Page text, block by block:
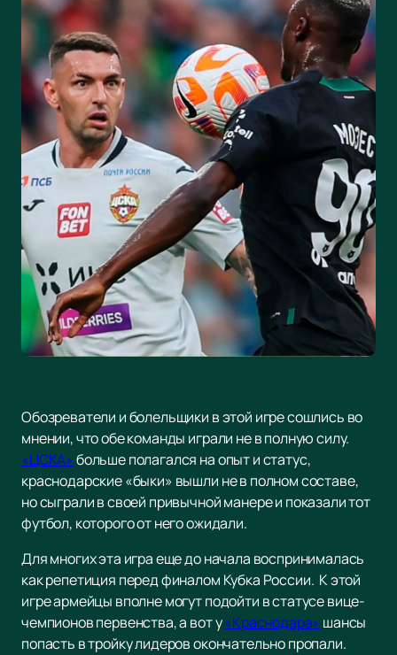
Обозреватели и болельщики в этой игре сошлись во
мнении, что обе команды играли не в полную силу.
«ЦСКА» больше полагался на опыт и статус,
краснодарские «быки» вышли не в полном составе,
но сыграли в своей привычной манере и показали тот
футбол, которого от него ожидали.
Для многих эта игра еще до начала воспринималась
как репетиция перед финалом Кубка России. К этой
игре армейцы вполне могут подойти в статусе вице-
чемпионов первенства, а вот у«Краснодара» шансы
попасть в тройку лидеров окончательно пропали.